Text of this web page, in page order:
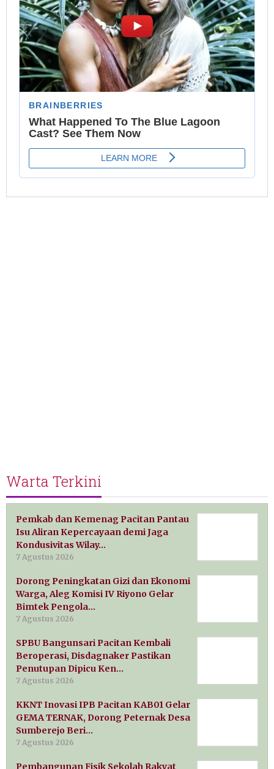
Warta Terkini
Pemkab dan Kemenag Pacitan Pantau
Isu Aliran Kepercayaan demi Jaga
Kondusivitas Wilay…
7 Agustus 2026
Dorong Peningkatan Gizi dan Ekonomi
Warga, Aleg Komisi IV Riyono Gelar
Bimtek Pengola…
7 Agustus 2026
SPBU Bangunsari Pacitan Kembali
Beroperasi, Disdagnaker Pastikan
Penutupan Dipicu Ken…
7 Agustus 2026
KKNT Inovasi IPB Pacitan KAB01 Gelar
GEMA TERNAK, Dorong Peternak Desa
Sumberejo Beri…
7 Agustus 2026
Pembangunan Fisik Sekolah Rakyat